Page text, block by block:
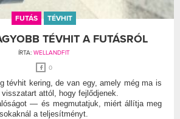
FUTÁS TÉVHIT
TÉVHIT A FUTÁSRÓL
ÍRTA: WELLANDFIT
0
tévhit kering, de van egy, amely még ma is
attól, hogy fejlődjenek.
— és megmutatjuk, miért állítja meg
sokaknál a teljesítményt.